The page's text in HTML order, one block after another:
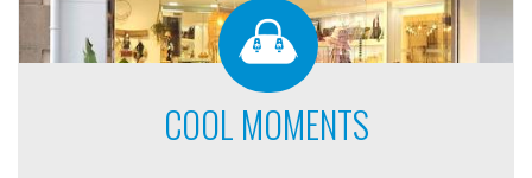
COOL MOMENTS